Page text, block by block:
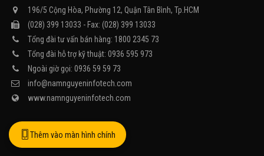
196/5 Cộng Hòa, Phường 12, Quận Tân Bình, Tp.HCM
(028) 399 13033 - Fax: (028) 399 13033
Tổng đài tư vấn bán hàng: 1800 2345 73
Tổng đài hỗ trợ kỹ thuật: 0936 595 973
Ngoài giờ gọi: 0936 59 59 73
info@namnguyeninfotech.com
www.namnguyeninfotech.com
Thêm vào màn hình chính